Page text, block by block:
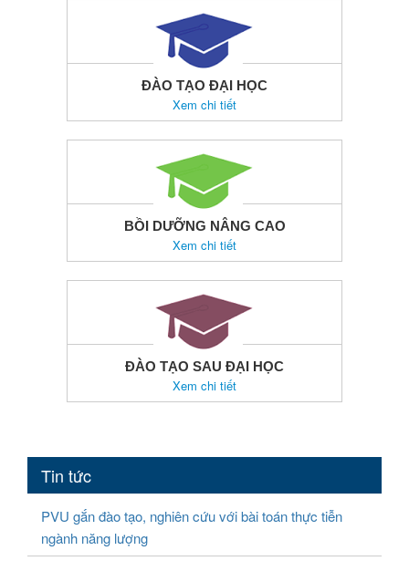
ĐÀO TẠO ĐẠI HỌC
Xem chi tiết
BỒI DƯỠNG NÂNG CAO
Xem chi tiết
ĐÀO TẠO SAU ĐẠI HỌC
Xem chi tiết
Tin tức
PVU gắn đào tạo, nghiên cứu với bài toán thực tiễn
ngành năng lượng